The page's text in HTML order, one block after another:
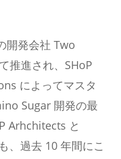
開発会社 Two
推進され、SHoP
によってマスタ
Sugar 開発の最
Arhchitects と
、過去 10 年間にこ